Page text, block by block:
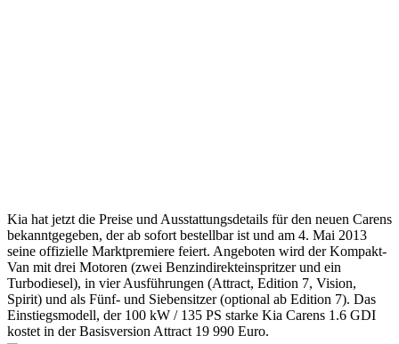
Kia hat jetzt die Preise und Ausstattungsdetails für den neuen Carens
bekanntgegeben, der ab sofort bestellbar ist und am 4. Mai 2013
seine offizielle Marktpremiere feiert. Angeboten wird der Kompakt-
Van mit drei Motoren (zwei Benzindirekteinspritzer und ein
Turbodiesel), in vier Ausführungen (Attract, Edition 7, Vision,
Spirit) und als Fünf- und Siebensitzer (optional ab Edition 7). Das
Einstiegsmodell, der 100 kW / 135 PS starke Kia Carens 1.6 GDI
kostet in der Basisversion Attract 19 990 Euro.